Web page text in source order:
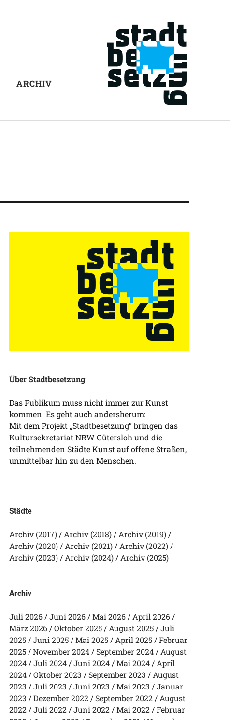
ARCHIV
Über Stadtbesetzung
Das Publikum muss nicht immer zur Kunst
kommen. Es geht auch andersherum:
Mit dem Projekt „Stadtbesetzung“ bringen das
Kultursekretariat NRW Gütersloh und die
teilnehmenden Städte Kunst auf offene Straßen,
unmittelbar hin zu den Menschen.
Städte
Archiv (2017) Archiv (2018)
Archiv (2019)
Archiv (2020)
Archiv (2021)
Archiv (2022)
Archiv (2023)
Archiv (2024) Archiv (2025)
Archiv
Juli 2026 Juni 2026 Mai 2026
April 2026
März 2026
Oktober 2025 August 2025
Juli
2025
Juni 2025 Mai 2025 April 2025
Februar
2025
November 2024 September 2024
August
2024
Juli 2024 Juni 2024 Mai 2024
April
2024
Oktober 2023 September 2023
August
2023
Juli 2023 Juni 2023 Mai 2023
Januar
2023
Dezember 2022 September 2022
August
2022
Juli 2022 Juni 2022 Mai 2022
Februar